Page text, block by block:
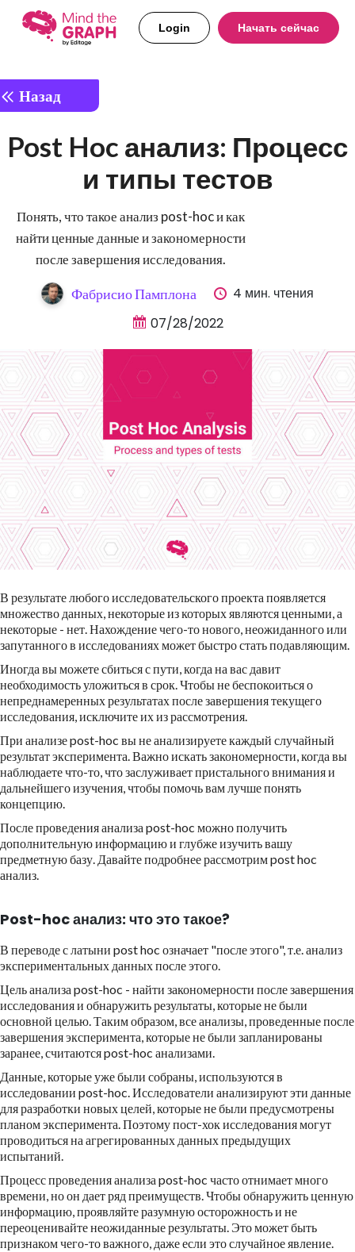
Login Начать сейчас
Назад
Post Hoc анализ: Процесс
и типы тестов
Понять, что такое анализ post-hoc и как
найти ценные данные и закономерности
после завершения исследования.
Фабрисио Памплона
4 мин. чтения
07/28/2022
В результате любого исследовательского проекта появляется
множество данных, некоторые из которых являются ценными, а
некоторые - нет. Нахождение чего-то нового, неожиданного или
запутанного в исследованиях может быстро стать подавляющим.
Иногда вы можете сбиться с пути, когда на вас давит
необходимость уложиться в срок. Чтобы не беспокоиться о
непреднамеренных результатах после завершения текущего
исследования, исключите их из рассмотрения.
При анализе post-hoc вы не анализируете каждый случайный
результат эксперимента. Важно искать закономерности, когда вы
наблюдаете что-то, что заслуживает пристального внимания и
дальнейшего изучения, чтобы помочь вам лучше понять
концепцию.
После проведения анализа post-hoc можно получить
дополнительную информацию и глубже изучить вашу
предметную базу. Давайте подробнее рассмотрим post hoc
анализ.
Post-hoc анализ: что это такое?
В переводе с латыни post hoc означает "после этого", т.е. анализ
экспериментальных данных после этого.
Цель анализа post-hoc - найти закономерности после завершения
исследования и обнаружить результаты, которые не были
основной целью. Таким образом, все анализы, проведенные после
завершения эксперимента, которые не были запланированы
заранее, считаются post-hoc анализами.
Данные, которые уже были собраны, используются в
исследовании post-hoc. Исследователи анализируют эти данные
для разработки новых целей, которые не были предусмотрены
планом эксперимента. Поэтому пост-хок исследования могут
проводиться на агрегированных данных предыдущих
испытаний.
Процесс проведения анализа post-hoc часто отнимает много
времени, но он дает ряд преимуществ. Чтобы обнаружить ценную
информацию, проявляйте разумную осторожность и не
переоценивайте неожиданные результаты. Это может быть
признаком чего-то важного, даже если это случайное явление.